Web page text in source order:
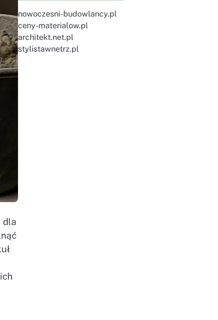
dla
nowoczesni-budowlancy.pl
ceny-materialow.pl
architekt.net.pl
stylistawnetrz.pl